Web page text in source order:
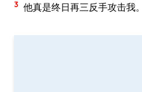
3 他真是终日再三反手攻击我。